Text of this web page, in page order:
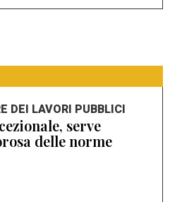
DEI LAVORI PUBBLICI
serve
delle norme